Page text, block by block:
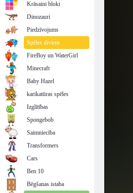
Krāsaini bloki
Dinozauri
Piedzīvojums
Spēles diviem
FireBoy un WaterGirl
Minecraft
Baby Hazel
karikatūras spēles
Izglītības
Spongebob
Saimniecība
Transformers
Cars
Ben 10
Bēgšanas istaba